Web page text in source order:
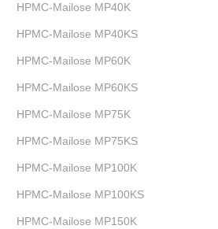
HPMC-Mailose MP40K
HPMC-Mailose MP40KS
HPMC-Mailose MP60K
HPMC-Mailose MP60KS
HPMC-Mailose MP75K
HPMC-Mailose MP75KS
HPMC-Mailose MP100K
HPMC-Mailose MP100KS
HPMC-Mailose MP150K